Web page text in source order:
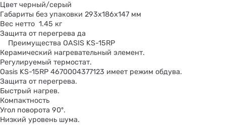
Цвет черный/серый
Габариты без упаковки 293х186х147 мм
Вес нетто 1.45 кг
Защита от перегрева да
Преимущества OASIS KS-15RP
Керамический нагревательный элемент.
Регулируемый термостат.
Oasis KS-15RP 4670004377123 имеет режим обдува.
Защита от перегрева.
Быстрый нагрев.
Компактность
Угол поворота 90º.
Низкий уровень шума.